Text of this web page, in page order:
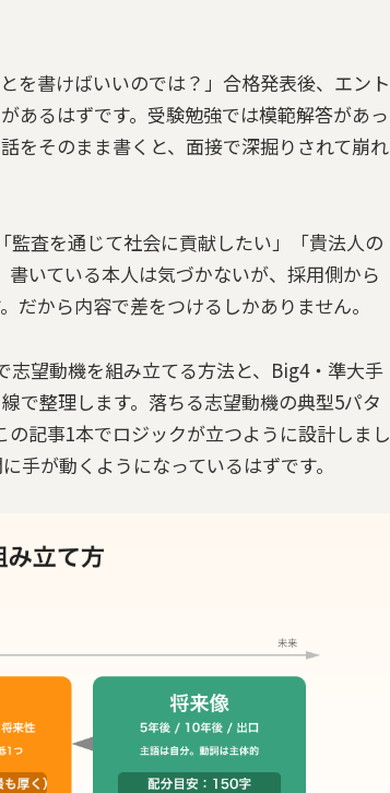
を書けばいいのでは？」合格発表後、エント
あるはずです。受験勉強では模範解答があっ
をそのまま書くと、面接で深掘りされて崩れ
査を通じて社会に貢献したい」「貴法人の
いている本人は気づかないが、採用側から
だから内容で差をつけるしかありません。
志望動機を組み立てる方法と、Big4・準大手
で整理します。落ちる志望動機の典型5パタ
記事1本でロジックが立つように設計しまし
手が動くようになっているはずです。